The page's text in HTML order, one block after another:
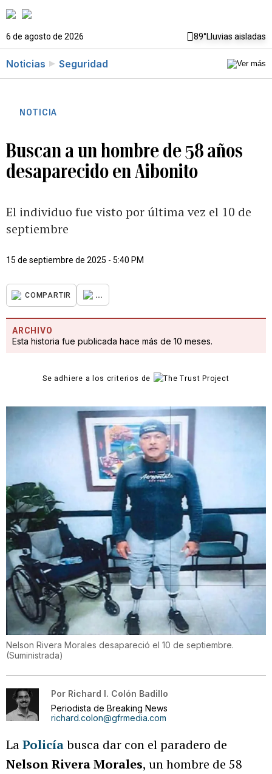
6 de agosto de 2026 89°Lluvias aisladas
Noticias Seguridad
NOTICIA
Buscan a un hombre de 58 años
desaparecido en Aibonito
El individuo fue visto por última vez el 10 de
septiembre
15 de septiembre de 2025 - 5:40 PM
COMPARTIR ...
ARCHIVO
Esta historia fue publicada hace más de 10 meses.
Se adhiere a los criterios de
Nelson Rivera Morales desapareció el 10 de septiembre.
(Suministrada)
Por Richard I. Colón Badillo
Periodista de Breaking News
richard.colon@gfrmedia.com
LaPolicíabusca dar con el paradero de
Nelson Rivera Morales, un hombre de 58